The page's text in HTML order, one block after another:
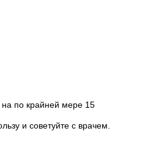
на по крайней мере 15
и советуйте с врачем.